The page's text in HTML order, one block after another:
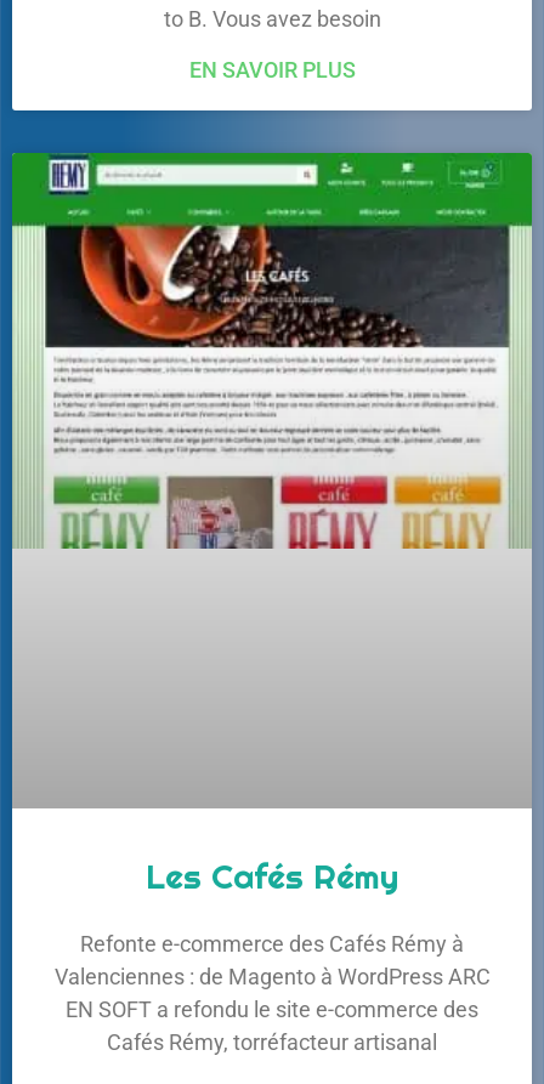
to B. Vous avez besoin
EN SAVOIR PLUS
Les Cafés Rémy
Refonte e-commerce des Cafés Rémy à
Valenciennes : de Magento à WordPress ARC
EN SOFT a refondu le site e-commerce des
Cafés Rémy, torréfacteur artisanal